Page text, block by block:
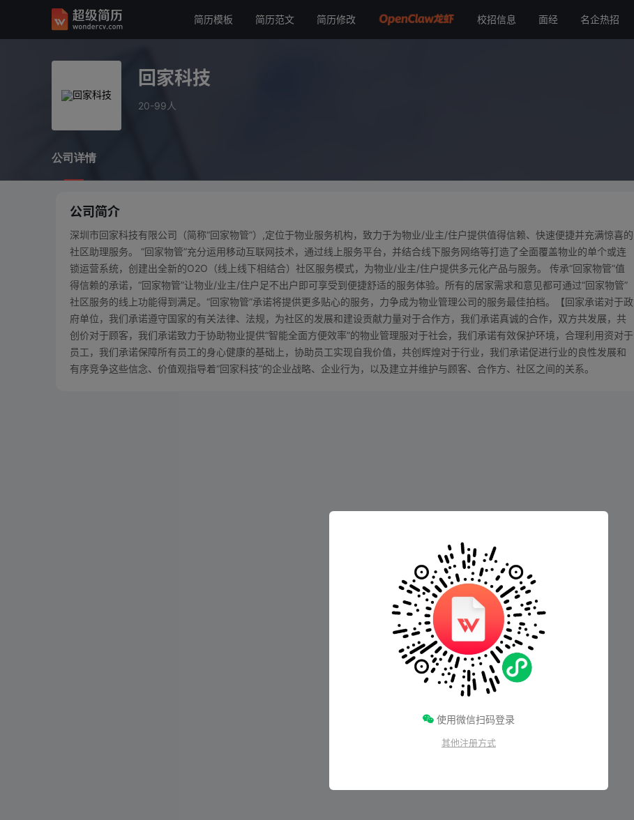
简历模板 简历范文 简历修改 校招信息 面经 名企热招
回家科技
回家科技
20-99人
公司详情
公司简介
深圳市回家科技有限公司（简称“回家物管”）,定位于物业服务机构，致力于为物业/业主/住户提供值得信赖、快速便捷并充满惊喜的
社区助理服务。 “回家物管”充分运用移动互联网技术，通过线上服务平台，并结合线下服务网络等打造了全面覆盖物业的单个或连
锁运营系统，创建出全新的O2O（线上线下相结合）社区服务模式，为物业/业主/住户提供多元化产品与服务。 传承“回家物管”值
得信赖的承诺，“回家物管”让物业/业主/住户足不出户即可享受到便捷舒适的服务体验。所有的居家需求和意见都可通过“回家物管”
社区服务的线上功能得到满足。“回家物管”承诺将提供更多贴心的服务，力争成为物业管理公司的服务最佳拍档。【回家承诺对于政
府单位，我们承诺遵守国家的有关法律、法规，为社区的发展和建设贡献力量对于合作方，我们承诺真诚的合作，双方共发展，共
创价对于顾客，我们承诺致力于协助物业提供“智能全面方便效率”的物业管理服对于社会，我们承诺有效保护环境，合理利用资对于
员工，我们承诺保障所有员工的身心健康的基础上，协助员工实现自我价值，共创辉煌对于行业，我们承诺促进行业的良性发展和
有序竞争这些信念、价值观指导着“回家科技”的企业战略、企业行为，以及建立并维护与顾客、合作方、社区之间的关系。
使用微信扫码登录
其他注册方式